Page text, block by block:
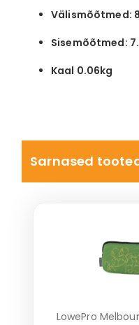
Välismõõtmed:
Sisemõõtmed:
Kaal 0.06kg
Sarnased
LowePro